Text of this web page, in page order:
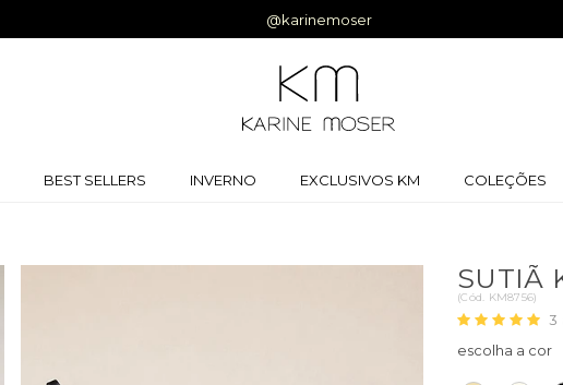
Ganhe 5% off na primeira compra |Cupom: BEMVINDA
BEST SELLERS INVERNO EXCLUSIVOS KM COLEÇÕES
SUTIÃ
(Cód. KM8756)
3